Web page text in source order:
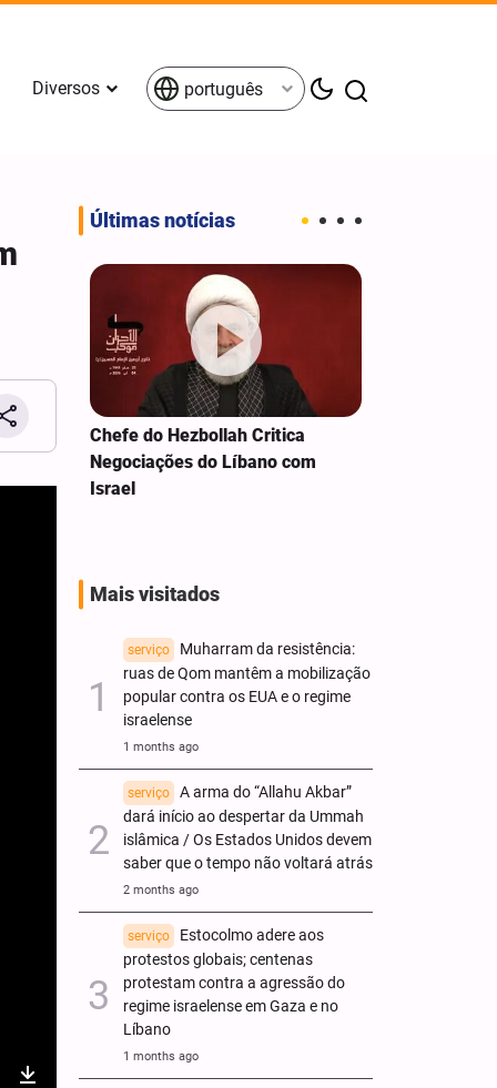
Diversos português
Últimas notícias
Chefe do Hezbollah Critica
Negociações do Líbano com
Israel
Mais visitados
serviço
Muharram da resistência:
ruas de Qom mantêm a mobilização
popular contra os EUA e o regime
israelense
1 months ago
serviço
A arma do “Allahu Akbar”
dará início ao despertar da Ummah
islâmica / Os Estados Unidos devem
saber que o tempo não voltará atrás
2 months ago
serviço
Estocolmo adere aos
protestos globais; centenas
protestam contra a agressão do
regime israelense em Gaza e no
Líbano
1 months ago